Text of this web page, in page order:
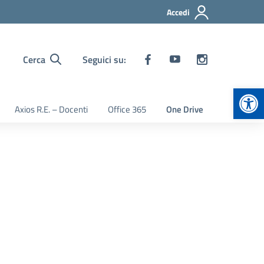
Accedi
Cerca Seguici su:
Axios R.E. – Docenti Office 365 One Drive